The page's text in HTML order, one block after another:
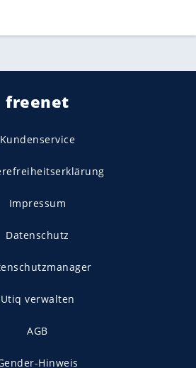
freenet
Kundenservice
Impressum
Datenschutz
Utiq verwalten
AGB
Hinweis